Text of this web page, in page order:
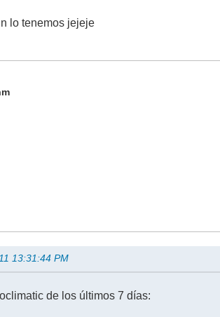
lo tenemos jejeje
13:31:44 PM
de los últimos 7 días: